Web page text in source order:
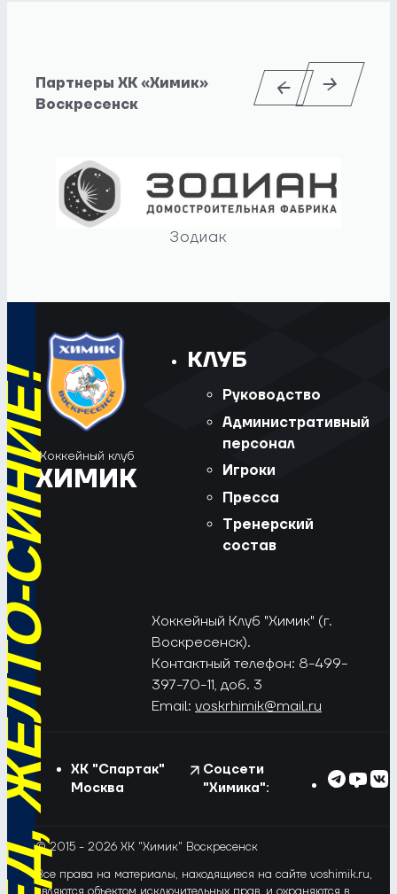
Партнеры ХК «Химик»
Воскресенск
Зодиак
СИНИЕ!
Хоккейный клуб
ХИМИК
КЛУБ
Руководство
Административный
персонал
Игроки
Пресса
Тренерский
состав
Хоккейный Клуб "Химик" (г.
Воскресенск).
Контактный телефон: 8-499-
397-70-11, доб. 3
Email: voskrhimik@mail.ru
ХК "Спартак"
Москва
Соцсети
"Химика":
© 2015 - 2026 ХК "Химик" Воскресенск
Все права на материалы, находящиеся на сайте voshimik.ru,